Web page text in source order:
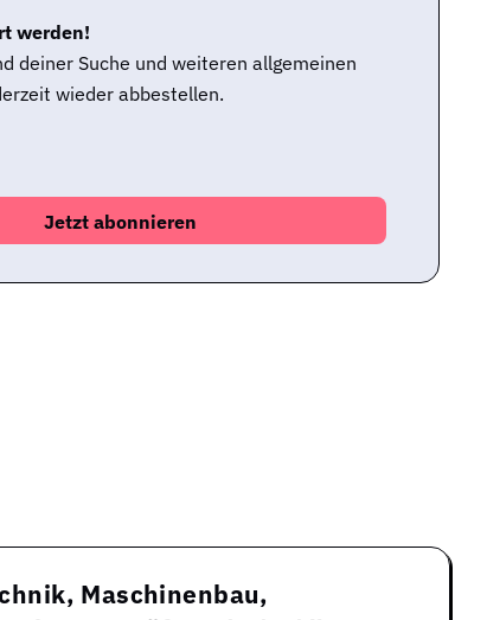
werden!
deiner Suche und weiteren allgemeinen
wieder abbestellen.
Maschinenbau,